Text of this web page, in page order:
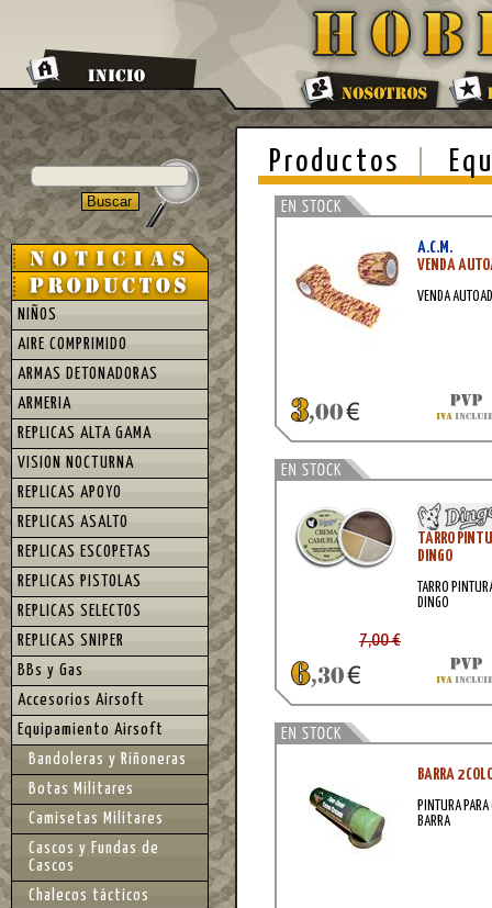
Productos
A.C.M.
VENDA
VENDA
TARRO
DINGO
TARRO
DINGO
7,00 €
BARRA 2
PINTURA PARA
BARRA
NIÑOS
AIRE COMPRIMIDO
ARMAS DETONADORAS
ARMERIA
REPLICAS ALTA GAMA
VISION NOCTURNA
REPLICAS APOYO
REPLICAS ASALTO
REPLICAS ESCOPETAS
REPLICAS PISTOLAS
REPLICAS SELECTOS
REPLICAS SNIPER
BBs y Gas
Accesorios Airsoft
Equipamiento Airsoft
Bandoleras y Riñoneras
Botas Militares
Camisetas Militares
Cascos y Fundas de
Cascos
Chalecos tácticos